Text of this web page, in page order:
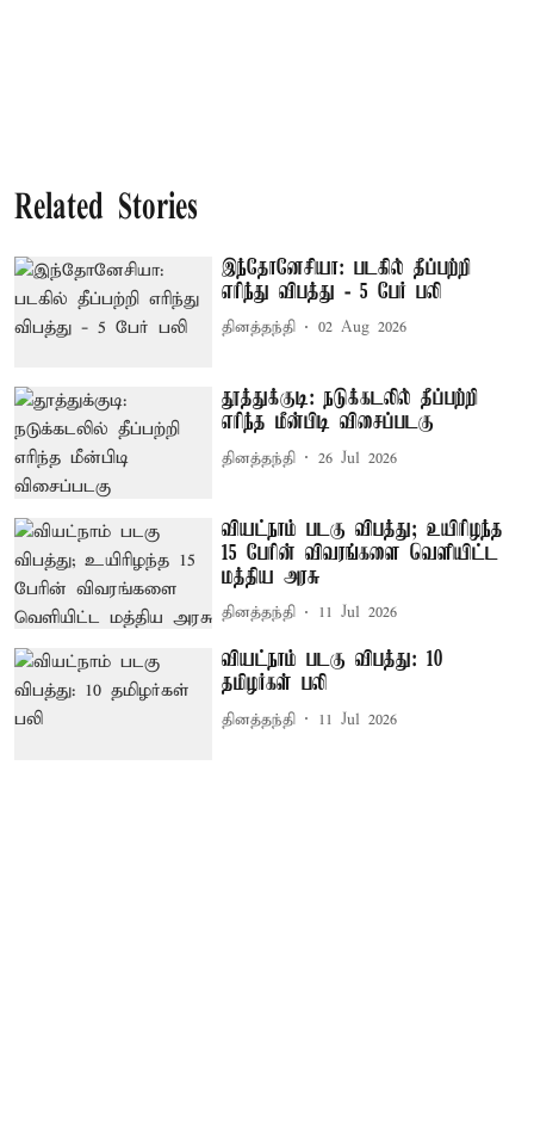
Related Stories
இந்தோனேசியா: படகில் தீப்பற்றி
எரிந்து விபத்து - 5 பேர் பலி
தினத்தந்தி 02 Aug 2026
தூத்துக்குடி: நடுக்கடலில் தீப்பற்றி
எரிந்த மீன்பிடி விசைப்படகு
தினத்தந்தி 26 Jul 2026
வியட்நாம் படகு விபத்து; உயிரிழந்த
15 பேரின் விவரங்களை வெளியிட்ட
மத்திய அரசு
தினத்தந்தி 11 Jul 2026
வியட்நாம் படகு விபத்து: 10
தமிழர்கள் பலி
தினத்தந்தி 11 Jul 2026